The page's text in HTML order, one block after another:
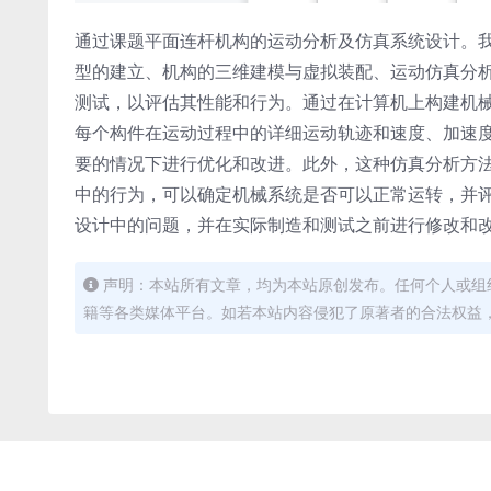
通过课题平面连杆机构的运动分析及仿真系统设计
型的建立、机构的三维建模与虚拟装配、运动仿真
测试，以评估其性能和行为。通过在计算机上构建
每个构件在运动过程中的详细运动轨迹和速度、加
要的情况下进行优化和改进。此外，这种仿真分析
中的行为，可以确定机械系统是否可以正常运转，
设计中的问题，并在实际制造和测试之前进行修改
声明：本站所有文章，均为本站原创发布。任何个人或
籍等各类媒体平台。如若本站内容侵犯了原著者的合法权益